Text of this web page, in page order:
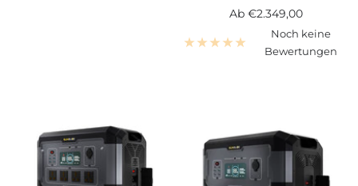
Angebotspreis
Ab €2.349,00
Noch keine
Bewertungen